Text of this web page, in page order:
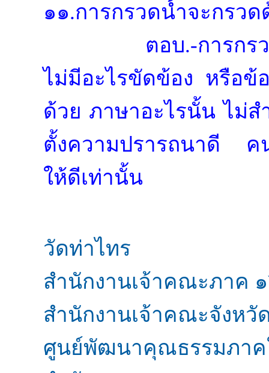
๑๑.การกรวดน้ำจะกรว
ตอบ.-การกร
ไม่มีอะไรขัดข้อง หรือข้
ด้วย ภาษาอะไรนั้น ไม่
ตั้งความปรารถนาดี คน
ให้ดีเท่านั้น
วัดท่าไทร
สำนักงานเจ้าคณะภาค
สำนักงานเจ้าคณะจังหวั
ศูนย์พัฒนาคุณธรรมภาค